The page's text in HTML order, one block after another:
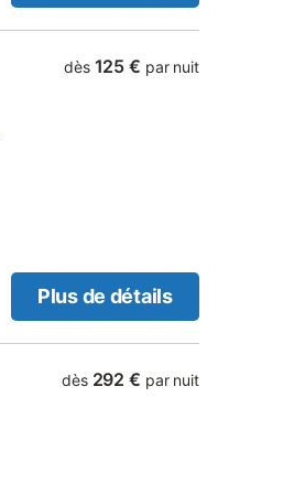
dès 125 € par nuit
Plus de détails
dès 292 € par nuit